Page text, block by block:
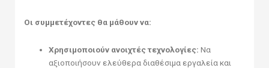
Οι συμμετέχοντες θα μάθουν να:
Χρησιμοποιούν ανοιχτές τεχνολογίες: Να
αξιοποιήσουν ελεύθερα διαθέσιμα εργαλεία και